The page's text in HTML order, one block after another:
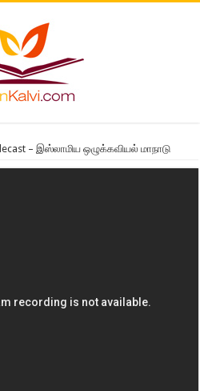
– இஸ்லாமிய ஒழுக்கவியல் மாநாடு